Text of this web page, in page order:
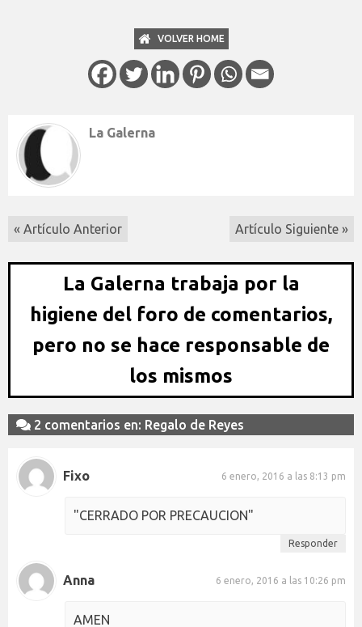
VOLVER HOME
La Galerna
« Artículo Anterior Artículo Siguiente »
La Galerna trabaja por la
higiene del foro de comentarios,
pero no se hace responsable de
los mismos
2 comentarios en: Regalo de Reyes
Fixo 6 enero, 2016 a las 8:13 pm
"CERRADO POR PRECAUCION"
Responder
Anna 6 enero, 2016 a las 10:26 pm
AMEN